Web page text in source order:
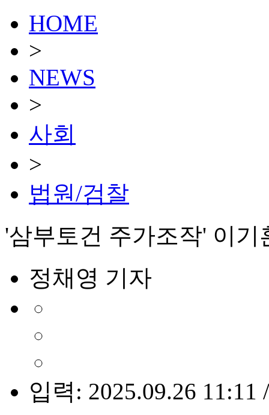
HOME
>
NEWS
>
사회
>
법원/검찰
'삼부토건 주가조작' 이
정채영 기자
입력: 2025.09.26 11:11